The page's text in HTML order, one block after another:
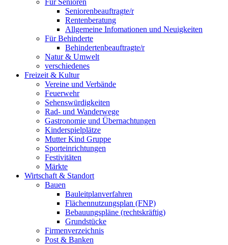
Für Senioren
Seniorenbeauftragte/r
Rentenberatung
Allgemeine Infomationen und Neuigkeiten
Für Behinderte
Behindertenbeauftragte/r
Natur & Umwelt
verschiedenes
Freizeit & Kultur
Vereine und Verbände
Feuerwehr
Sehenswürdigkeiten
Rad- und Wanderwege
Gastronomie und Übernachtungen
Kinderspielplätze
Mutter Kind Gruppe
Sporteinrichtungen
Festivitäten
Märkte
Wirtschaft & Standort
Bauen
Bauleitplanverfahren
Flächennutzungsplan (FNP)
Bebauungspläne (rechtskräftig)
Grundstücke
Firmenverzeichnis
Post & Banken